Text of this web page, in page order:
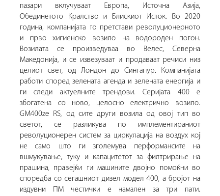
пазари вклучуваат Европа, Источна Азија,
Обединетото Кралство и Блискиот Исток. Во 2020
година, компанијата го претстави револуционерното
и прво хигиенско возило на водороден погон.
Возилата се произведуваа во Велес, Северна
Македонија, и се извезуваат и продаваат речиси низ
целиот свет, од Лондон до Сингапур.
Компанијата
работи според зелената агенда и зелената енергија и
ги следи актуелните трендови. Серијата 400 е
збогатена со ново, целосно електрично возило.
GM400ze RS, од сите други возила од овој тип во
светот, се разликува по имплементираниот
револуционерен систем за циркулација на воздух кој
не само што ги зголемува перформансите на
вшмукување, туку и капацитетот за филтрирање на
прашина, правејќи ги машините двојно помоќни во
споредба со сегашниот дизел модел 400, а бројот на
издувни ПМ честички е намален за три пати.